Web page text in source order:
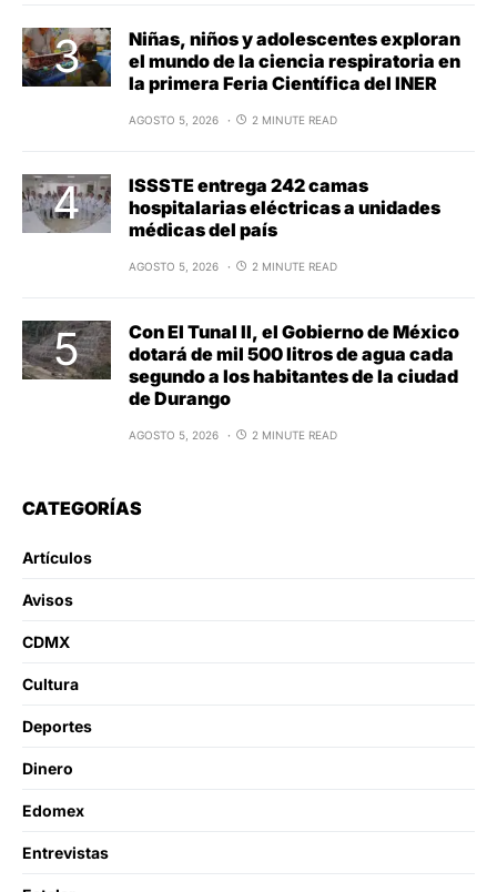
Niñas, niños y adolescentes exploran
el mundo de la ciencia respiratoria en
la primera Feria Científica del INER
AGOSTO 5, 2026 2 MINUTE READ
ISSSTE entrega 242 camas
hospitalarias eléctricas a unidades
médicas del país
AGOSTO 5, 2026 2 MINUTE READ
Con El Tunal II, el Gobierno de México
dotará de mil 500 litros de agua cada
segundo a los habitantes de la ciudad
de Durango
AGOSTO 5, 2026 2 MINUTE READ
CATEGORÍAS
Artículos
Avisos
CDMX
Cultura
Deportes
Dinero
Edomex
Entrevistas